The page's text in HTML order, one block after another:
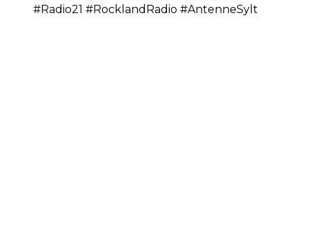
#Radio21 #RocklandRadio #AntenneSylt